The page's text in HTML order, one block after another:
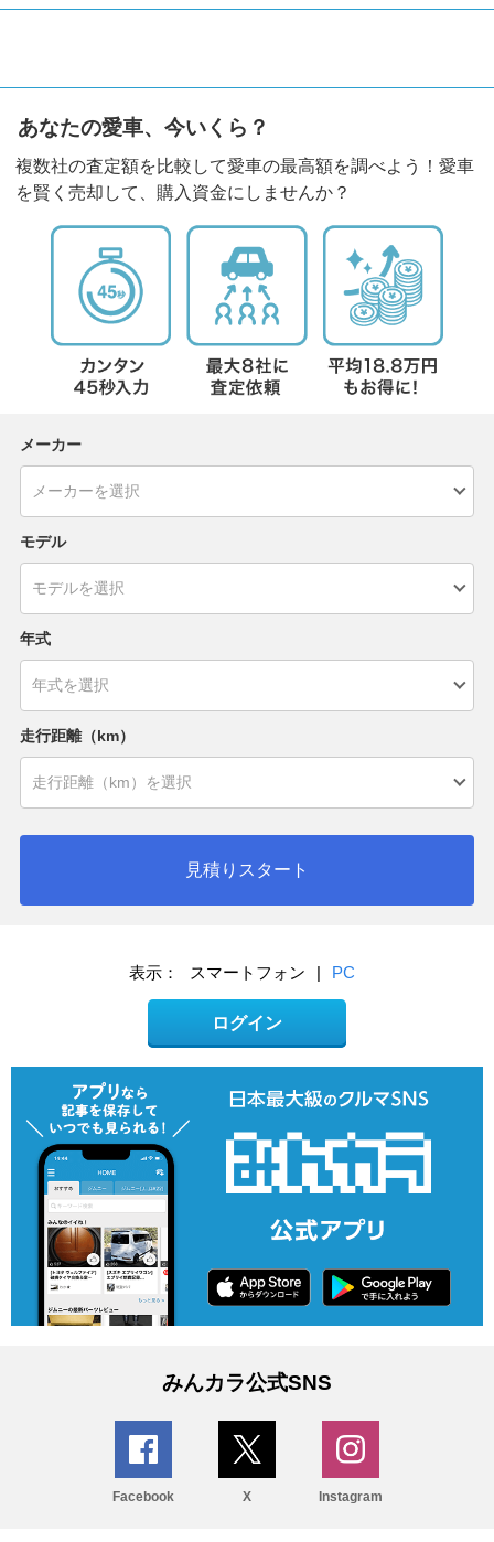
あなたの愛車、今いくら？
複数社の査定額を比較して愛車の最高額を調べよう！愛車
を賢く売却して、購入資金にしませんか？
メーカー
モデル
年式
走行距離（km）
見積りスタート
表示： スマートフォン | PC
ログイン
みんカラ公式SNS
Facebook X Instagram